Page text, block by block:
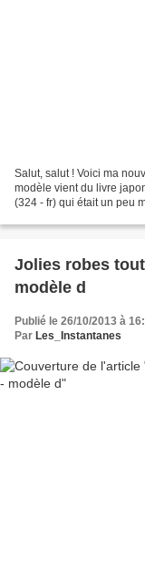
Salut, salut ! Voici ma
modèle vient du livre
(324 - fr) qui était un peu
Jolies robes
modèle d
Publié le 26/10/2013 à
Par Les_Instantanes